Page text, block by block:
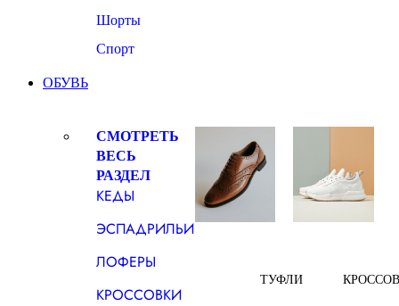
Шорты
Спорт
ОБУВЬ
СМОТРЕТЬ
ВЕСЬ
РАЗДЕЛ
КЕДЫ
ЭСПАДРИЛЬИ
ЛОФЕРЫ
КРОССОВКИ
ТУФЛИ